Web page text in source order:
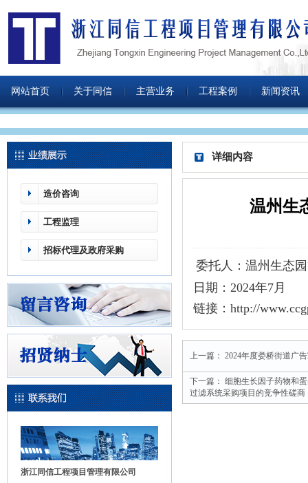
网站首页 关于同信 主营业务 工程案例 新闻资讯
造价咨询
工程监理
招标代理及政府采购
浙江同信工程项目管理有限公司
详细内容
温州生
委托人：温州生态
日期：2024年7月
链接： http://
上一篇： 2024年度娄桥街道广
下一篇： 细胞生长因子药物和
过滤系统采购项目的竞争性磋商